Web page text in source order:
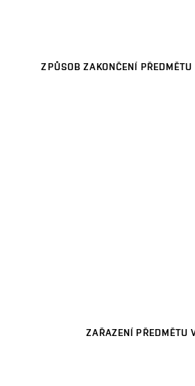
ZPŮSOB ZAKONČENÍ
ZAŘAZENÍ PŘEDMĚTU